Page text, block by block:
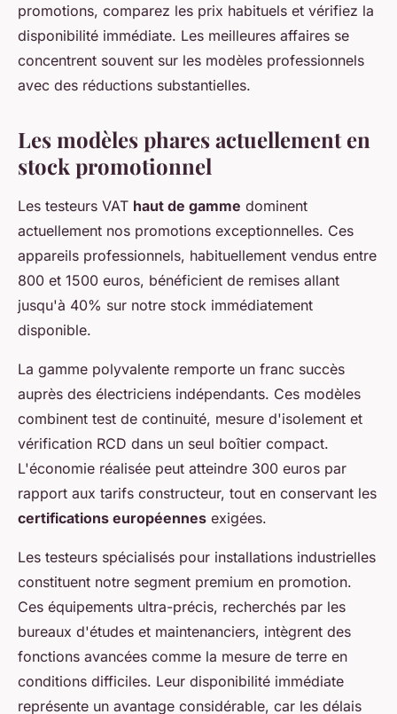
promotions, comparez les prix habituels et vérifiez la
disponibilité immédiate. Les meilleures affaires se
concentrent souvent sur les modèles professionnels
avec des réductions substantielles.
Les modèles phares actuellement en
stock promotionnel
Les testeurs VAT haut de gamme dominent
actuellement nos promotions exceptionnelles. Ces
appareils professionnels, habituellement vendus entre
800 et 1500 euros, bénéficient de remises allant
jusqu'à 40% sur notre stock immédiatement
disponible.
La gamme polyvalente remporte un franc succès
auprès des électriciens indépendants. Ces modèles
combinent test de continuité, mesure d'isolement et
vérification RCD dans un seul boîtier compact.
L'économie réalisée peut atteindre 300 euros par
rapport aux tarifs constructeur, tout en conservant les
certifications européennes exigées.
Les testeurs spécialisés pour installations industrielles
constituent notre segment premium en promotion.
Ces équipements ultra-précis, recherchés par les
bureaux d'études et maintenanciers, intègrent des
fonctions avancées comme la mesure de terre en
conditions difficiles. Leur disponibilité immédiate
représente un avantage considérable, car les délais